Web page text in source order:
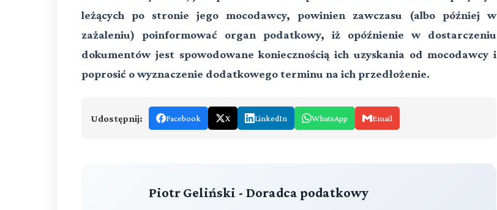
leżących po stronie jego mocodawcy, powinien zawczasu (albo później w
zażaleniu) poinformować organ podatkowy, iż opóźnienie w dostarczeniu
dokumentów jest spowodowane koniecznością ich uzyskania od mocodawcy i
poprosić o wyznaczenie dodatkowego terminu na ich przedłożenie.
Udostępnij: Facebook X LinkedIn WhatsApp Email
Piotr Geliński - Doradca podatkowy